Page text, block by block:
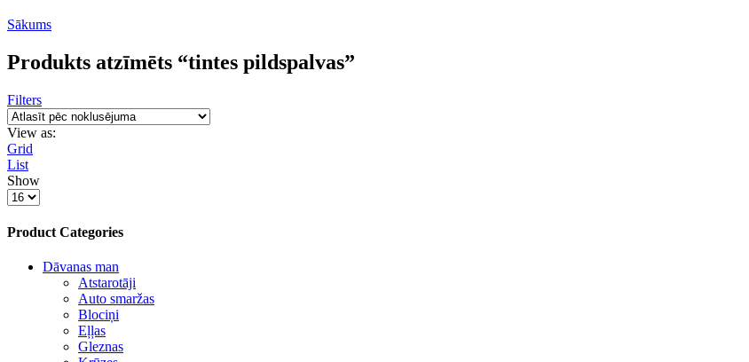
Sākums
Produkts atzīmēts “tintes pildspalvas”
Filters
View as:
Grid
List
Show
Product Categories
Dāvanas man
Atstarotāji
Auto smaržas
Blociņi
Eļļas
Gleznas